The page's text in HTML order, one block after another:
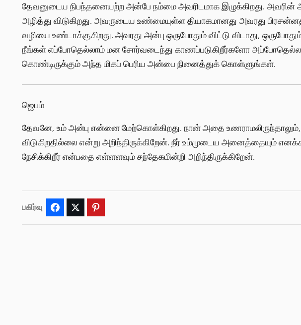
தேவனுடைய நிபந்தனையற்ற அன்பே நம்மை அவரிடமாக இழுக்கிறது. அவரின்
அழித்து விடுகிறது. அவருடைய உண்மையுள்ள தியாகமானது அவரது
வழியை உண்டாக்குகிறது. அவரது அன்பு ஒருபோதும் விட்டு விடாது,
நீங்கள் எப்போதெல்லாம் மன சோர்வடைந்து காணப்படுகிறீர்களோ
கொண்டிருக்கும் அந்த மிகப் பெரிய அன்பை நினைத்துக் கொள்ளுங்கள்.
ஜெபம்
தேவனே, உம் அன்பு என்னை மேற்கொள்கிறது. நான் அதை
விடுகிறதில்லை என்று அறிந்திருக்கிறேன். நீர் உம்முடைய அனைத்தையும்
நேசிக்கிறீர் என்பதை எள்ளளவும் சந்தேகமின்றி அறிந்திருக்கிறேன்.
பகிர்வு Facebook Twitter